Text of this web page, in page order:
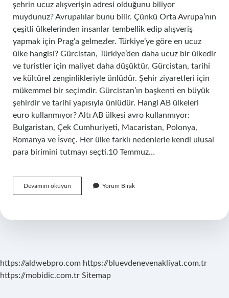
şehrin ucuz alışverişin adresi olduğunu biliyor
muydunuz? Avrupalılar bunu bilir. Çünkü Orta Avrupa’nın
çeşitli ülkelerinden insanlar tembellik edip alışveriş
yapmak için Prag’a gelmezler. Türkiye’ye göre en ucuz
ülke hangisi? Gürcistan, Türkiye’den daha ucuz bir ülkedir
ve turistler için maliyet daha düşüktür. Gürcistan, tarihi
ve kültürel zenginlikleriyle ünlüdür. Şehir ziyaretleri için
mükemmel bir seçimdir. Gürcistan’ın başkenti en büyük
şehirdir ve tarihi yapısıyla ünlüdür. Hangi AB ülkeleri
euro kullanmıyor? Altı AB ülkesi avro kullanmıyor:
Bulgaristan, Çek Cumhuriyeti, Macaristan, Polonya,
Romanya ve İsveç. Her ülke farklı nedenlerle kendi ulusal
para birimini tutmayı seçti.10 Temmuz…
Devamını okuyun
Ucuz
Ülkede
Yorum Bırak
https://aldwebpro.com https://bluevdenevenakliyat.com.tr
https://mobidic.com.tr Sitemap